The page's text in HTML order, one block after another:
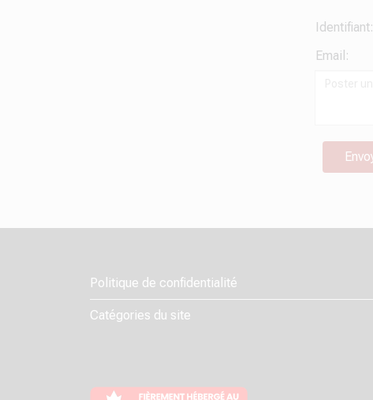
Identifiant:
Email:
Politique de confidentialité
Catégories du site